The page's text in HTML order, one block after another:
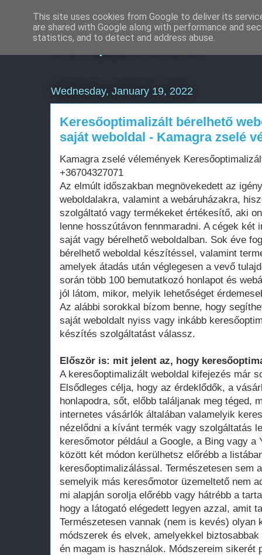
Komplex Web+
Wednesday, January 19, 2022
Keresőoptimalizált bérelhető
saját weboldal - Kamagra zselé
Kamagra zselé vélemények
+36704327071
Az elmúlt időszakban megnövekedett az
weboldalakra, valamint a webáruházakra,
szolgáltató vagy termékeket értékesítő, aki
lenne hosszútávon fennmaradni. A cégek két
saját vagy bérelhető weboldalban. Sok éve
bérelhető weboldal készítéssel, valamint
amelyek átadás után véglegesen a vevő
során több 100 bemutatkozó honlapot és
jól látom, mikor, melyik lehetőséget
Az alábbi sorokkal bízom benne, hogy
saját weboldalt nyiss vagy inkább
készítés szolgáltatást válassz.
Először is: mit jelent az, hogy
A keresőoptimalizált weboldal kifejezés már
Elsődleges célja, hogy az érdeklődők, a
honlapodra, sőt, előbb találjanak meg téged,
internetes vásárlók általában valamelyik
nézelődni a kívánt termék vagy szolgáltatás
keresőmotor például a Google, a Bing vagy a
között két módon kerülhetsz előrébb a
keresőoptimalizálással. Természetesen sem
semelyik más keresőmotor üzemeltető nem
mi alapján sorolja előrébb vagy hátrébb a
hogy a látogató elégedett legyen azzal, amit
Természetesen vannak (nem is kevés) olyan
módszerek és elvek, amelyekkel
én magam is használok. Módszereim sikerét
This site uses cookies from Google to deliver its
are shared with Google along with performance and
statistics, and to detect and address abuse.